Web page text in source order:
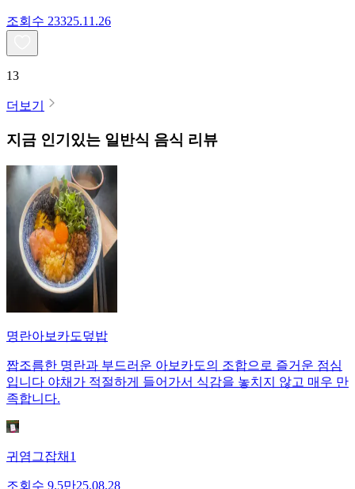
조회수 23325.11.26
13
더보기
지금 인기있는 일반식 음식 리뷰
명란아보카도덮밥
짭조름한 명란과 부드러운 아보카도의 조합으로 즐거운 점심
입니다 야채가 적절하게 들어가서 식감을 놓치지 않고 매우 만
족합니다.
귀염그잡채1
조회수 9.5만25.08.28